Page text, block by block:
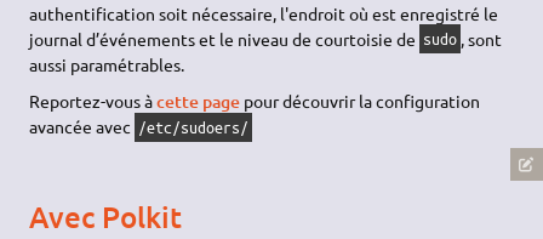
authentification soit nécessaire, l'endroit où est enregistré le
journal d’événements et le niveau de courtoisie de sudo , sont
aussi paramétrables.
Reportez-vous àcette page pour découvrir la configuration
avancée avec /etc/sudoers/
Avec Polkit